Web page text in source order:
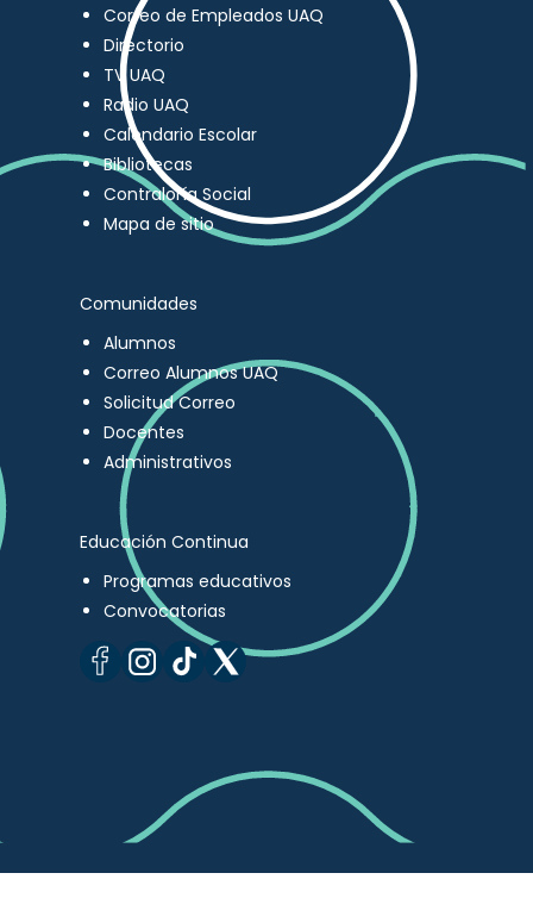
Correo de Empleados UAQ
Directorio
TV UAQ
Radio UAQ
Calendario Escolar
Bibliotecas
Contraloría Social
Mapa de sitio
Comunidades
Alumnos
Correo Alumnos UAQ
Solicitud Correo
Docentes
Administrativos
Educación Continua
Programas educativos
Convocatorias